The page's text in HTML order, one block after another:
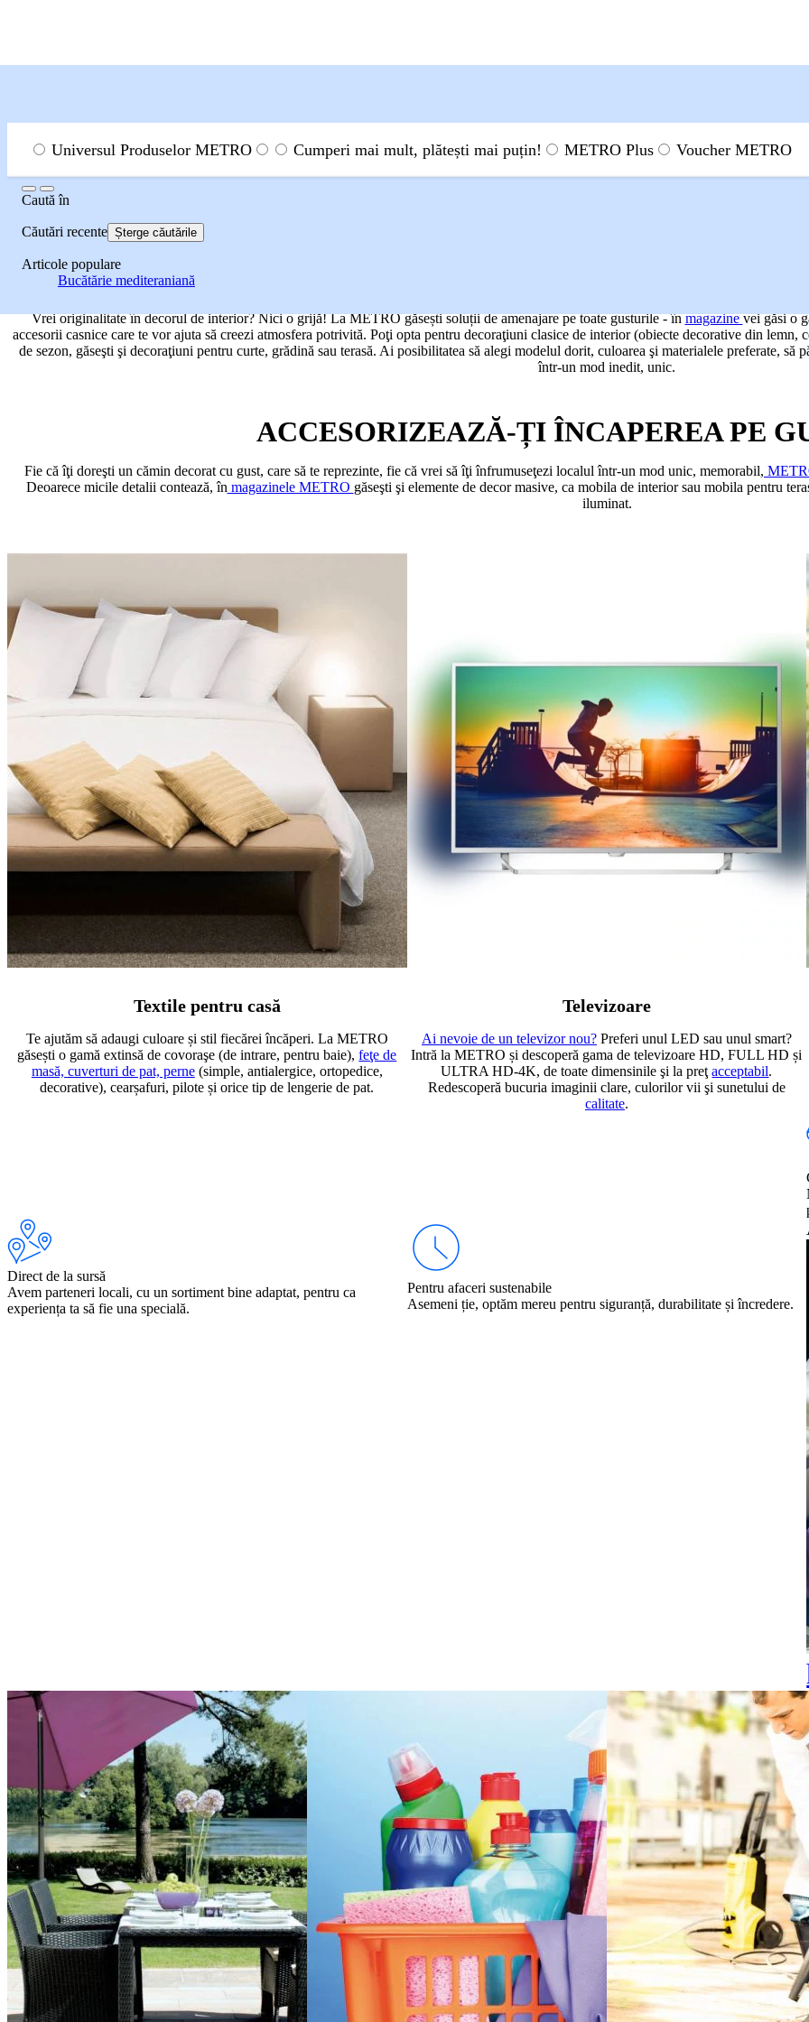
Menu
Caută
Caută în
Căutări recente Șterge căutările
Articole populare
Bucătărie mediteraniană
Universul Produselor METRO Cumperi mai mult, plătești mai puțin! METRO Plus Voucher METRO
Vrei originalitate în decorul de interior? Nici o grijă! La METRO găsești soluții de amenajare pe toate gusturile - înmagazinevei găsi o
accesorii casnice care te vor ajuta să creezi atmosfera potrivită. Poţi opta pentru decoraţiuni clasice de interior (obiecte decorative din
de sezon, găseşti şi decoraţiuni pentru curte, grădină sau terasă. Ai posibilitatea să alegi modelul dorit, culoarea şi materialele preferate,
într-un mod inedit, unic.
ACCESORIZEAZĂ-ȚI ÎNCAPEREA PE
Fie că îţi doreşti un cămin decorat cu gust, care să te reprezinte, fie că vrei să îţi înfrumuseţezi localul într-un mod unic, memorabil,
Deoarece micile detalii contează, în magazinele METRO găseşti şi elemente de decor masive, ca mobila de interior sau mobila pentru
iluminat.
Textile pentru casă
Te ajutăm să adaugi culoare și stil fiecărei încăperi. La METRO
găsești o gamă extinsă de covoraşe (de intrare, pentru baie),feţe de
masă, cuverturi de pat, perne(simple, antialergice, ortopedice,
decorative), cearșafuri, pilote și orice tip de lengerie de pat.
Televizoare
Ai nevoie de un televizor nou?Preferi unul LED sau unul smart?
Intră la METRO și descoperă gama de televizoare HD, FULL HD și
ULTRA HD-4K, de toate dimensinile şi la preţacceptabil.
Redescoperă bucuria imaginii clare, culorilor vii şi sunetului de
calitate.
Direct de la sursă
Avem parteneri locali, cu un sortiment bine adaptat, pentru ca
experiența ta să fie una specială.
Pentru afaceri sustenabile
Asemeni ție, optăm mereu pentru siguranță, durabilitate și încredere.